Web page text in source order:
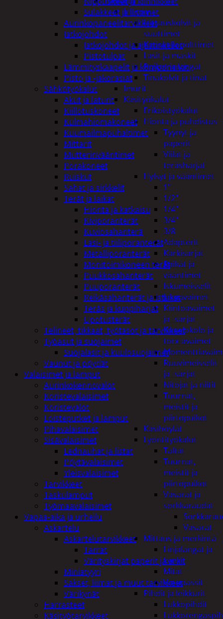
Hitsaus
Hitsauskolvit ja
suuttimet
Kaasut ja polttimet
Lasit ja maskit
Puikot ja langat
Tinakolvit ja tinat
Imurit
Käsityökalut
Erikoistyökalut
Hionta ja puhdistus
Tyynyt ja
paperit
Viilat ja
teräsharjat
Hylsyt ja vääntimet
1"
1/2"
1/4"
3/4"
3/8
Adapterit
Kärkisarjat
Räikät ja
vääntimet
Iskumeisselit
Jakoavaimet
Kiintoavaimet
ja -sarjat
Kuusiokolo ja
torx-avaimet
Ruuvimeisselit
ja -sarjat
Nitojat ja niitit
Tuurnat,
meistit ja
piirtopuikot
Käsihöylät
Lyöntityökalut
Taltat
Tuurnat,
meistit ja
piirtopuikot
Vasarat ja
sorkkaraudat
Vasarat
Mittaus ja merkintä
Linjalangat ja
kynät
Mitat
Vatupassit
Pihdit ja leikkurit
Lukkopihdit
Sulakkeet ja liittimet
Aurinkopaneelitarvikkeet
Jatkojohdot
Jatkojohdot ja ajastinkellot
Pistotulpat
Lämmityskaapelit ja komponentit
Pisto ja -jakorasiat
Sähkötyökalut
Akut ja laturit
Kiillotuskoneet
Kulmahiomakoneet
Kuumailmapuhaltimet
Mittarit
Mutterinvääntimet
Porakoneet
Ruiskut
Sahat ja sirkkelit
Terät ja laikat
Hionta ja katkaisu
Kiviporanterät
Kuviosahanterä
Lasi- ja tiiliporanterät
Metalliporanterät
Monitoimikoneen terät
Puukkosahanterät
Puuporanterät
Reikäsahanterät ja istukat
Teräs ja kuppiharjat
Upotusterät
Telineet, tikkaat, työtasot ja tarvikkeet
Työasut ja suojaimet
Suojalasit ja kuulosuojaimet
Vaunut ja pöydät
Valaisimet ja lamput
Aurinkokennovalot
Koristevalaisimet
Koristevalot
Loisteputket ja lamput
Pihavalaisimet
Sisävalaisimet
Lednauhat ja listat
Pöytävalaisimet
Yleisvalaisimet
Tarvikkeet
Taskulamput
Työmaavalaisimet
Vapaa-aika ja urheilu
Askartelu
Askartelutarvikkeet
Tarrat
Värityskirjat paperit ja arkit
Miniatyyri
Sakset, liimat ja muut tarvikkeet
Värikynät
Harrasteet
Käsityötarvikkeet